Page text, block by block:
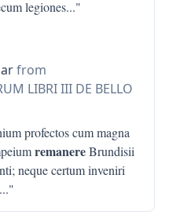
legiones..."
from
LIBRI III DE BELLO
profectos cum magna
remanereBrundisii
neque certum inveniri
..."